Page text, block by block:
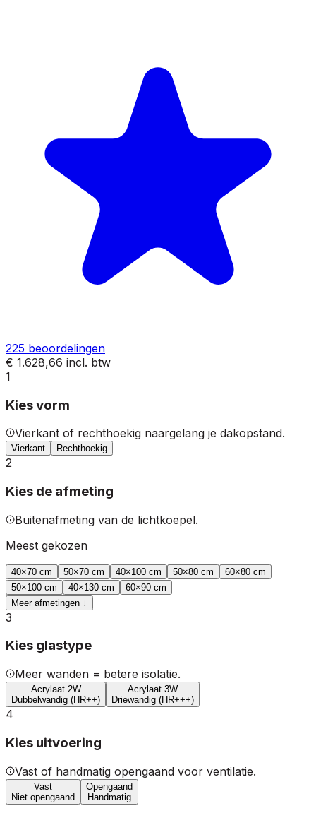
225 beoordelingen
€ 1.628,66 incl. btw
1
Kies vorm
Vierkant of rechthoekig naargelang je dakopstand.
Vierkant Rechthoekig
2
Kies de afmeting
Buitenafmeting van de lichtkoepel.
Meest gekozen
40×70 cm 50×70 cm 40×100 cm 50×80 cm 60×80 cm
50×100 cm 40×130 cm 60×90 cm
Meer afmetingen ↓
3
Kies glastype
Meer wanden = betere isolatie.
Acrylaat 2W
Dubbelwandig (HR++)
Acrylaat 3W
Driewandig (HR+++)
4
Kies uitvoering
Vast of handmatig opengaand voor ventilatie.
Vast
Niet opengaand
Opengaand
Handmatig